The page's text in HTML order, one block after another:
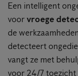
Een intelligent
voorvroege
de
detecteert
vangt ze met
voor 24/7 toezicht